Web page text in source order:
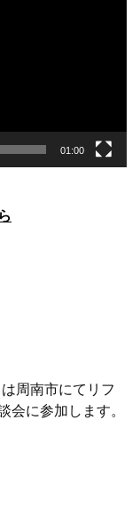
01:00
周南市にてリフ
会に参加します。